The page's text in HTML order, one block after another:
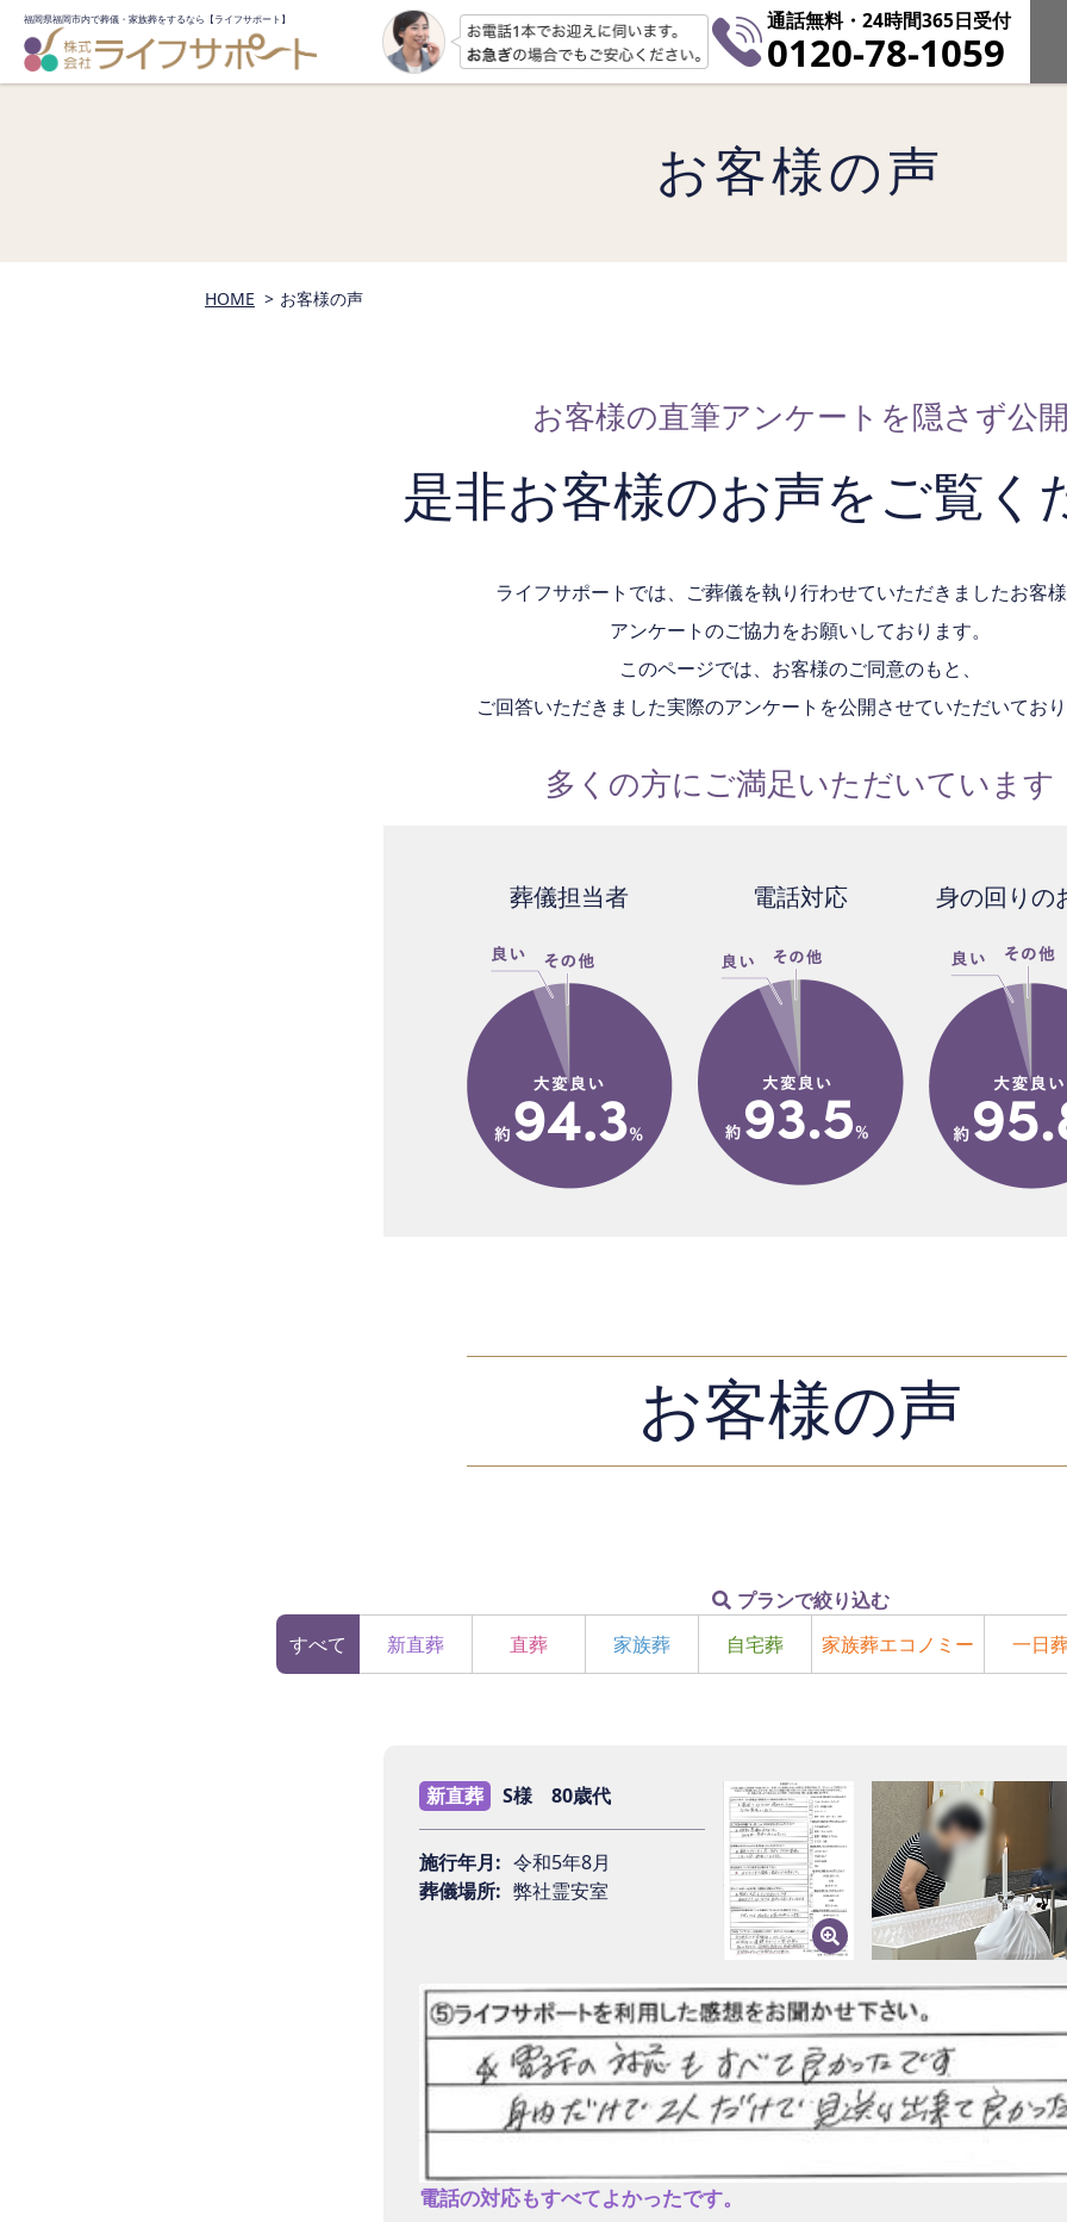
福岡県福岡市内で葬儀・家族葬をするなら 【ライフサポート】 通話無料・24時間365日受付
0120-78-1059
お客様の声
HOME お客様の声
お客様の直筆アンケート を隠さず公
是非お客様のお声を ご覧く
ライフサポートでは、ご葬儀を執り行わせていただきましたお客
アンケートのご協力をお願いしております。
このページでは、お客様のご同意のもと、
ご回答いただきました実際のアンケートを公開させていただいてお
多くの方にご満足 いただいています
葬儀担当者 電話対応 身の回りの
お客様の声
プランで絞り込む
すべて
新直葬 直葬 家族葬 自宅葬 家族葬エコノミー 一日
新直葬 S様 80歳代
施行年月: 令和5年8月
葬儀場所: 弊社霊安室
電話の対応もすべてよかったです。